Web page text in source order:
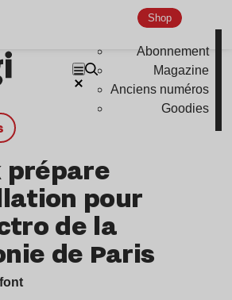
Shop
Abonnement
Magazine
Anciens numéros
Goodies
prépare
pour
de la
de Paris